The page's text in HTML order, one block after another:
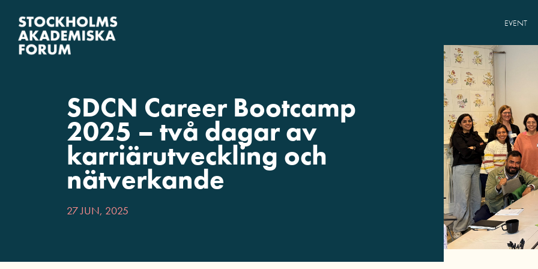
innehållet
EVENT
SDCN Career Bootcamp
2025 – två dagar av
karriärutveckling och
nätverkande
27 JUN, 2025